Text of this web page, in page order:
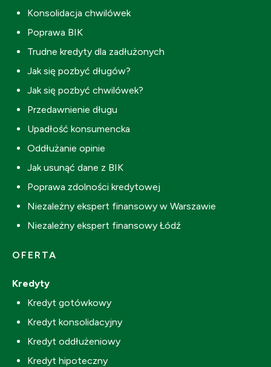
Konsolidacja chwilówek
Poprawa BIK
Trudne kredyty dla zadłużonych
Jak się pozbyć długów?
Jak się pozbyć chwilówek?
Przedawnienie długu
Upadłość konsumencka
Oddłużanie opinie
Jak usunąć dane z BIK
Poprawa zdolności kredytowej
Niezależny ekspert finansowy w Warszawie
Niezależny ekspert finansowy Łódź
OFERTA
Kredyty
Kredyt gotówkowy
Kredyt konsolidacyjny
Kredyt oddłużeniowy
Kredyt hipoteczny